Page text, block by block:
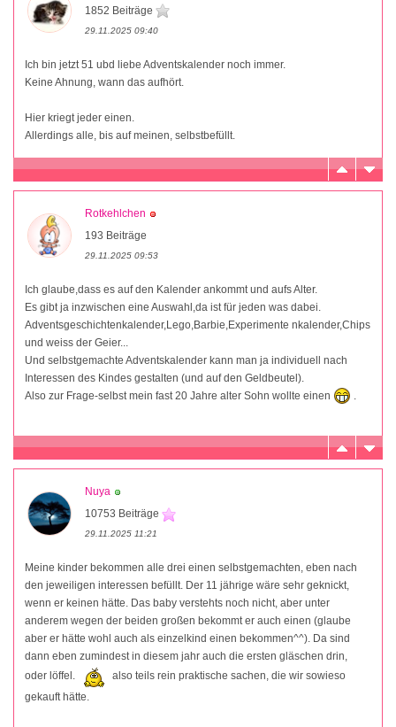
1852 Beiträge
29.11.2025 09:40
Ich bin jetzt 51 ubd liebe Adventskalender noch immer.
Keine Ahnung, wann das aufhört.
Hier kriegt jeder einen.
Allerdings alle, bis auf meinen, selbstbefüllt.
Rotkehlchen
193 Beiträge
29.11.2025 09:53
Ich glaube,dass es auf den Kalender ankommt und aufs Alter.
Es gibt ja inzwischen eine Auswahl,da ist für jeden was dabei.
Adventsgeschichtenkalender,Lego,Barbie,Experimente nkalender,Chips
und weiss der Geier...
Und selbstgemachte Adventskalender kann man ja individuell nach
Interessen des Kindes gestalten (und auf den Geldbeutel).
Also zur Frage-selbst mein fast 20 Jahre alter Sohn wollte einen
Nuya
10753 Beiträge
29.11.2025 11:21
Meine kinder bekommen alle drei einen selbstgemachten, eben nach
den jeweiligen interessen befüllt. Der 11 jährige wäre sehr geknickt,
wenn er keinen hätte. Das baby verstehts noch nicht, aber unter
anderem wegen der beiden großen bekommt er auch einen (glaube
aber er hätte wohl auch als einzelkind einen bekommen^^). Da sind
dann eben zumindest in diesem jahr auch die ersten gläschen drin,
oder löffel.
also teils rein praktische sachen, die wir sowieso
gekauft hätte.